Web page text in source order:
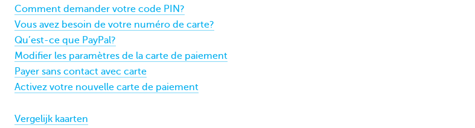
Comment demander votre code PIN?
Vous avez besoin de votre numéro de carte?
Qu’est-ce que PayPal?
Modifier les paramètres de la carte de paiement
Payer sans contact avec carte
Activez votre nouvelle carte de paiement
Vergelijk kaarten